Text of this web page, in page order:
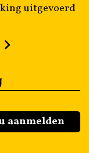
uitgevoerd
aanmelden